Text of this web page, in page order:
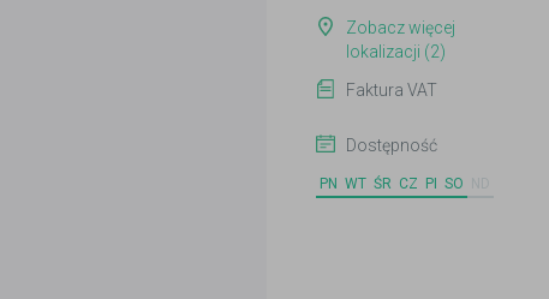
Zobacz więcej
lokalizacji (2)
Faktura VAT
Dostępność
PN WT ŚR CZ PI SO